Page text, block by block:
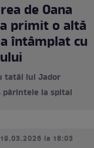
de Oana
primit o altă
întâmplat cu
tatăl lui Jador
la spital
la 18:03